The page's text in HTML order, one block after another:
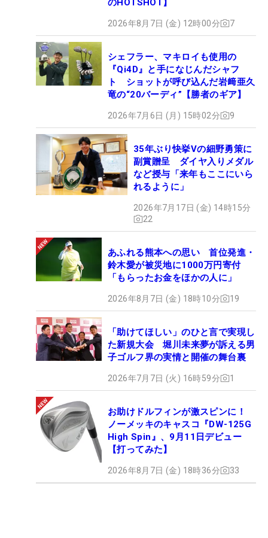
のHOTSHOT】
2026年8月7日 (金) 12時00分 7
シェフラー、マキロイも使用の
『Qi4D』と手になじんだシャフ
ト ショットが呼び込んだ岩﨑亜久
竜の“20バーディ”【勝者のギア】
2026年7月6日 (月) 15時02分 9
35年ぶり快挙Vの細野勇策に
副賞贈呈 ダイヤ入りメダル
など授与「来年もここにいら
れるように」
2026年7月17日 (金) 14時15分
22
あふれる熊本への思い 首位発進・
鈴木愛が被災地に1000万円寄付
「もらったお金をほかの人に」
2026年8月7日 (金) 18時10分 19
「助けてほしい」のひと言で実現し
た新規大会 堀川未来夢が訴える男
子ゴルフ界の実情と開催の舞台裏
2026年7月7日 (火) 16時59分 1
お助けドルフィンが激スピンに！
ノーメッキのキャスコ『DW-125G
High Spin』、9月11日デビュー
【打ってみた】
2026年8月7日 (金) 18時36分 33